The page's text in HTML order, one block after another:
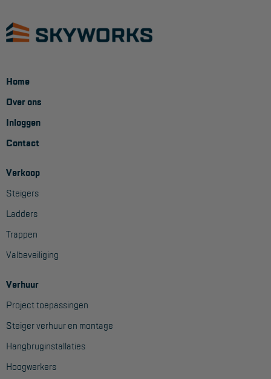
Home
Over ons
Inloggen
Contact
Verkoop
Steigers
Ladders
Trappen
Valbeveiliging
Verhuur
Project toepassingen
Steiger verhuur en montage
Hangbruginstallaties
Hoogwerkers